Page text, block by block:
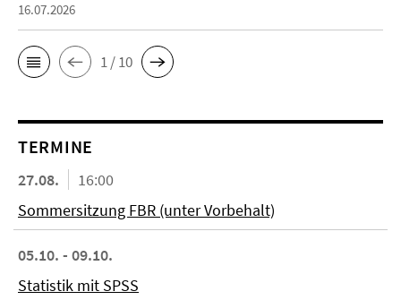
16.07.2026
1 / 10
TERMINE
27.08.
16:00
Sommersitzung FBR (unter Vorbehalt)
05.10. - 09.10.
Statistik mit SPSS